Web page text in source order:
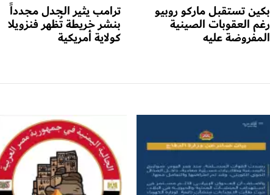
بكين تستقبل ماركو روبيو
رغم العقوبات الصينية
المفروضة عليه
ترامب يثير الجدل مجدداً
بنشر خريطة تُظهر فنزويلا
كولاية أمريكية